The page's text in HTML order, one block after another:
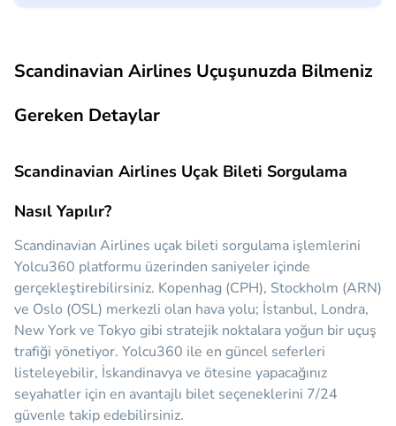
Scandinavian Airlines Uçuşunuzda Bilmeniz
Gereken Detaylar
Scandinavian Airlines Uçak Bileti Sorgulama
Nasıl Yapılır?
Scandinavian Airlines uçak bileti sorgulama işlemlerini
Yolcu360 platformu üzerinden saniyeler içinde
gerçekleştirebilirsiniz. Kopenhag (CPH), Stockholm (ARN)
ve Oslo (OSL) merkezli olan hava yolu; İstanbul, Londra,
New York ve Tokyo gibi stratejik noktalara yoğun bir uçuş
trafiği yönetiyor. Yolcu360 ile en güncel seferleri
listeleyebilir, İskandinavya ve ötesine yapacağınız
seyahatler için en avantajlı bilet seçeneklerini 7/24
güvenle takip edebilirsiniz.